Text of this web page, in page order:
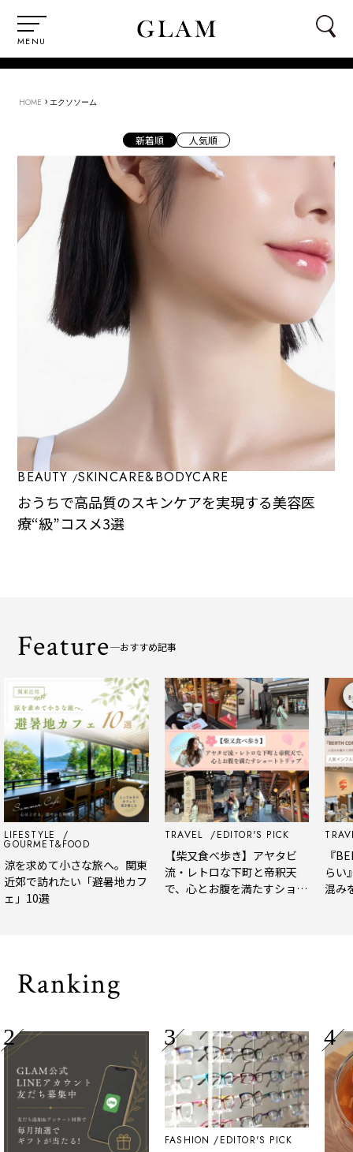
MENU
HOME › エクソソーム
新着順 人気順
BEAUTY SKINCARE&BODYCARE
おうちで高品質のスキンケアを実現する美容医
療“級”コスメ3選
Feature おすすめ記事
を求めて小さな旅へ。関東
郊で訪れたい「避暑地カフ
」10選
TRAVEL EDITOR'S PICK
【柴又食べ歩き】アヤタビ
流・レトロな下町と帝釈天
で、心とお腹を満たすショー
『
らい
混み
Ranking
FASHION EDITOR'S PICK